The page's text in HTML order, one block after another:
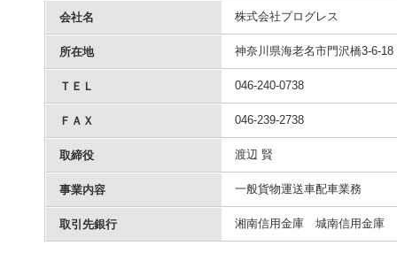
会社名 株式会社プログレス
所在地 神奈川県海老名市門沢橋3-6-18
ＴＥＬ 046-240-0738
ＦＡＸ 046-239-2738
取締役 渡辺 賢
事業内容 一般貨物運送車配車業務
取引先銀行 湘南信用金庫 城南信用金庫